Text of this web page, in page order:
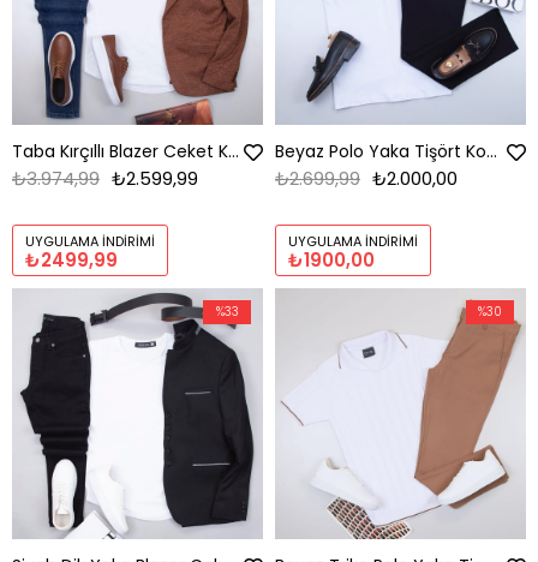
Taba Kırçıllı Blazer Ceket Kombini Erkek | Slim Fit Şık Komple Set
₺2.599,99
₺3.974,99
UYGULAMA İNDIRIMI
₺2499,99
Beyaz Polo Yaka Tişört Kombini Erkek | Slim Fit Şık Komple Set
₺2.000,00
₺2.699,99
UYGULAMA İNDIRIMI
₺1900,00
%33 %30